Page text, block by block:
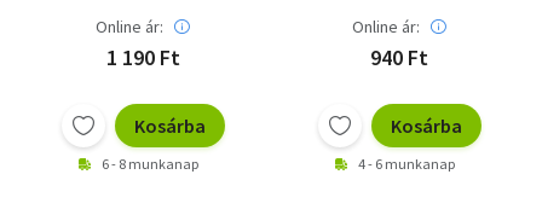
Online ár:
1 190 Ft
Kosárba
6 - 8 munkanap
Online ár:
940 Ft
Kosárba
4 - 6 munkanap